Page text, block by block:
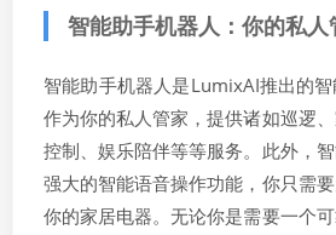
智能助手机器人：你的私人
智能助手机器人是LumixAI推出的
作为你的私人管家，提供诸如巡逻
控制、娱乐陪伴等等服务。此外，
强大的智能语音操作功能，你只需
你的家居电器。无论你是需要一个